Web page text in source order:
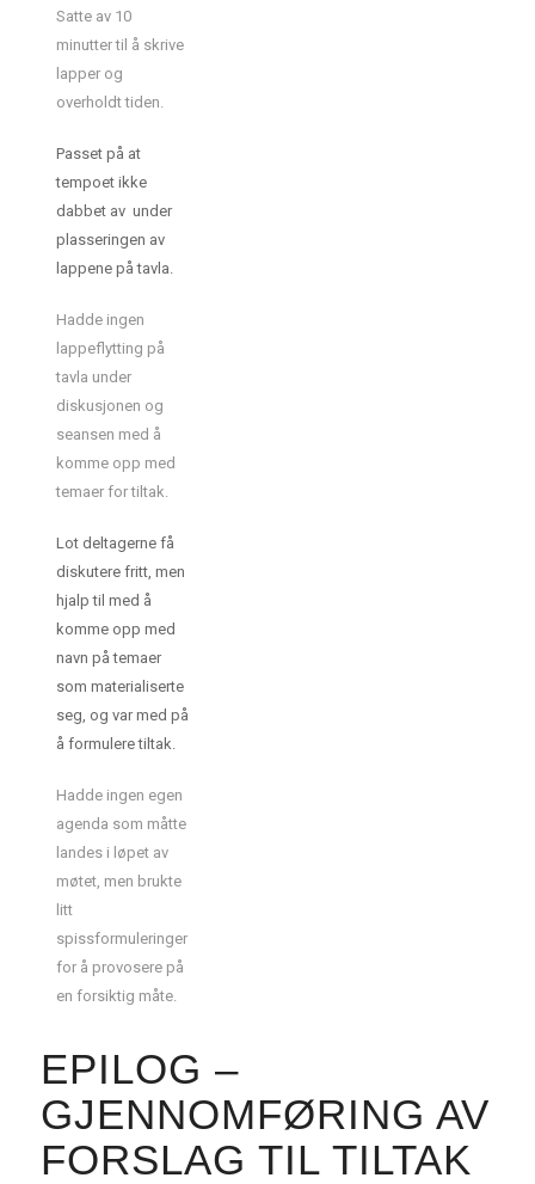
Satte av 10
minutter til å skrive
lapper og
overholdt tiden.
Passet på at
tempoet ikke
dabbet av under
plasseringen av
lappene på tavla.
Hadde ingen
lappeflytting på
tavla under
diskusjonen og
seansen med å
komme opp med
temaer for tiltak.
Lot deltagerne få
diskutere fritt, men
hjalp til med å
komme opp med
navn på temaer
som materialiserte
seg, og var med på
å formulere tiltak.
Hadde ingen egen
agenda som måtte
landes i løpet av
møtet, men brukte
litt
spissformuleringer
for å provosere på
en forsiktig måte.
EPILOG –
GJENNOMFØRING AV
FORSLAG TIL TILTAK